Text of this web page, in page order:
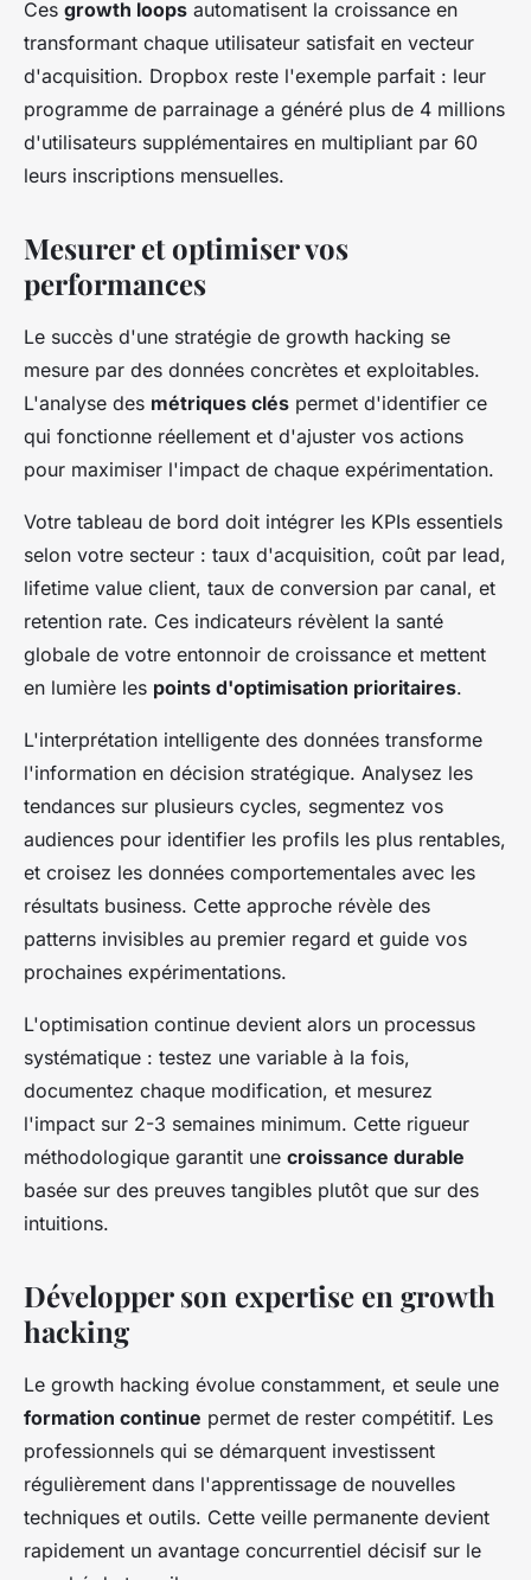
Ces growth loops automatisent la croissance en
transformant chaque utilisateur satisfait en vecteur
d'acquisition. Dropbox reste l'exemple parfait : leur
programme de parrainage a généré plus de 4 millions
d'utilisateurs supplémentaires en multipliant par 60
leurs inscriptions mensuelles.
Mesurer et optimiser vos
performances
Le succès d'une stratégie de growth hacking se
mesure par des données concrètes et exploitables.
L'analyse des métriques clés permet d'identifier ce
qui fonctionne réellement et d'ajuster vos actions
pour maximiser l'impact de chaque expérimentation.
Votre tableau de bord doit intégrer les KPIs essentiels
selon votre secteur : taux d'acquisition, coût par lead,
lifetime value client, taux de conversion par canal, et
retention rate. Ces indicateurs révèlent la santé
globale de votre entonnoir de croissance et mettent
en lumière les points d'optimisation prioritaires.
L'interprétation intelligente des données transforme
l'information en décision stratégique. Analysez les
tendances sur plusieurs cycles, segmentez vos
audiences pour identifier les profils les plus rentables,
et croisez les données comportementales avec les
résultats business. Cette approche révèle des
patterns invisibles au premier regard et guide vos
prochaines expérimentations.
L'optimisation continue devient alors un processus
systématique : testez une variable à la fois,
documentez chaque modification, et mesurez
l'impact sur 2-3 semaines minimum. Cette rigueur
méthodologique garantit une croissance durable
basée sur des preuves tangibles plutôt que sur des
intuitions.
Développer son expertise en growth
hacking
Le growth hacking évolue constamment, et seule une
formation continue permet de rester compétitif. Les
professionnels qui se démarquent investissent
régulièrement dans l'apprentissage de nouvelles
techniques et outils. Cette veille permanente devient
rapidement un avantage concurrentiel décisif sur le